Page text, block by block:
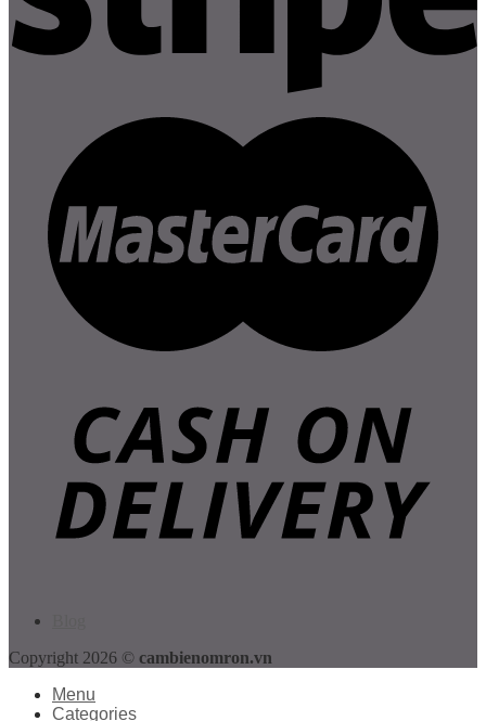
Copyright 2026 © cambienomron.vn
Menu
Categories